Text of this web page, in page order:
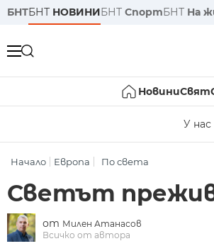
БНТБНТ НОВИНИБНТ СпортБНТ На
НовиниСвят
У нас
Начало Европа По света
Светът
от Милен Атанасов
Всичко от автора